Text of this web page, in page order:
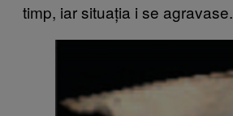
timp, iar situația i se agravase.